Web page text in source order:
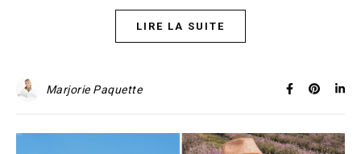
LIRE LA SUITE
Marjorie Paquette